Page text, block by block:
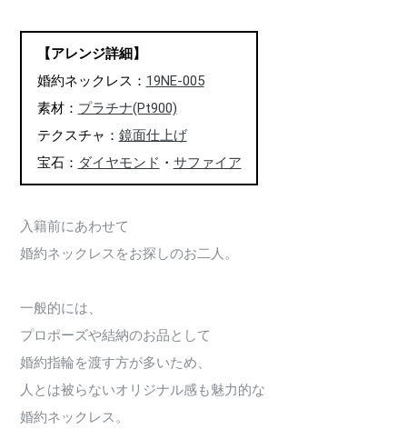
【アレンジ詳細】
婚約ネックレス： 19NE-005
素材： プラチナ(Pt900)
テクスチャ： 鏡面仕上げ
宝石： ダイヤモンド ・ サファイア
入籍前にあわせて
婚約ネックレスをお探しのお二人。
一般的には、
プロポーズや結納のお品として
婚約指輪を渡す方が多いため、
人とは被らないオリジナル感も魅力的な
婚約ネックレス。